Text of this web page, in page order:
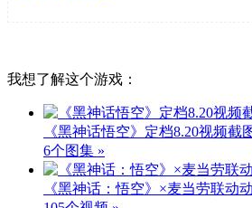
我想了解这个游戏：
《黑神话悟空》定档8.20视频截
6个图集 »
《黑神话：悟空》×麦当劳联动